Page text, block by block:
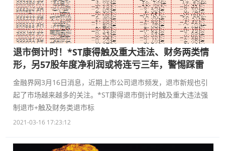
退市倒计时！*ST康得触及重大违法、财务两类情
形，另57股年度净利润或将连亏三年，警惕踩雷
金融界网3月16日消息，近期上市公司退市频发，退市新规也引
起了市场越来越多的关注。*ST康得退市倒计时触及重大违法强
制退市+触及财务类退市标
2021-03-16 17:23:12